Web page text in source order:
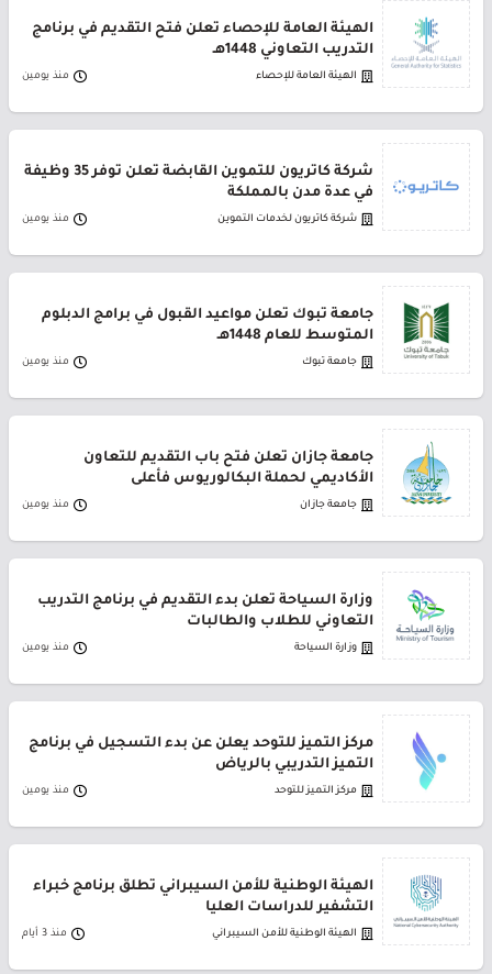
الهيئة العامة للإحصاء تعلن فتح التقديم في برنامج
التدريب التعاوني 1448هـ
الهيئة العامة للإحصاء منذ يومين
شركة كاتريون للتموين القابضة تعلن توفر 35 وظيفة
في عدة مدن بالمملكة
شركة كاتريون لخدمات التموين منذ يومين
جامعة تبوك تعلن مواعيد القبول في برامج الدبلوم
المتوسط للعام 1448هـ
جامعة تبوك منذ يومين
جامعة جازان تعلن فتح باب التقديم للتعاون
الأكاديمي لحملة البكالوريوس فأعلى
جامعة جازان منذ يومين
وزارة السياحة تعلن بدء التقديم في برنامج التدريب
التعاوني للطلاب والطالبات
وزارة السياحة منذ يومين
مركز التميز للتوحد يعلن عن بدء التسجيل في برنامج
التميز التدريبي بالرياض
مركز التميز للتوحد منذ يومين
الهيئة الوطنية للأمن السيبراني تطلق برنامج خبراء
التشفير للدراسات العليا
الهيئة الوطنية للأمن السيبراني منذ 3 أيام